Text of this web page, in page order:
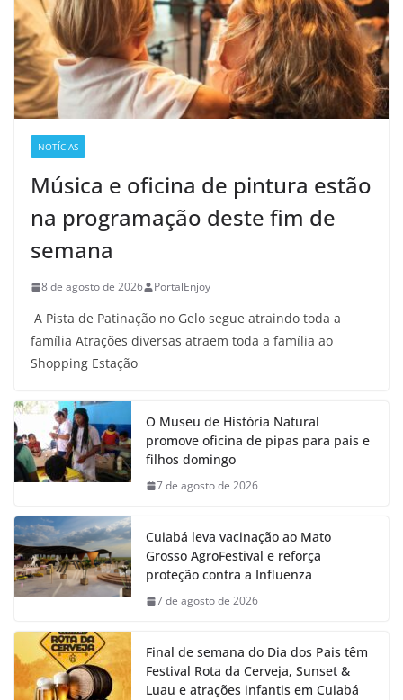
NOTÍCIAS
Música e oficina de pintura estão
na programação deste fim de
semana
8 de agosto de 2026 PortalEnjoy
A Pista de Patinação no Gelo segue atraindo toda a
família Atrações diversas atraem toda a família ao
Shopping Estação
O Museu de História Natural
promove oficina de pipas para pais e
filhos domingo
7 de agosto de 2026
Cuiabá leva vacinação ao Mato
Grosso AgroFestival e reforça
proteção contra a Influenza
7 de agosto de 2026
Final de semana do Dia dos Pais têm
Festival Rota da Cerveja, Sunset &
Luau e atrações infantis em Cuiabá